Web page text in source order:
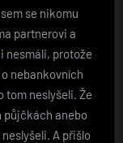
se nikomu
partnerovi a
nesmáli, protože
nebankovních
tom neslyšeli. Že
půjčkách anebo
A přišlo